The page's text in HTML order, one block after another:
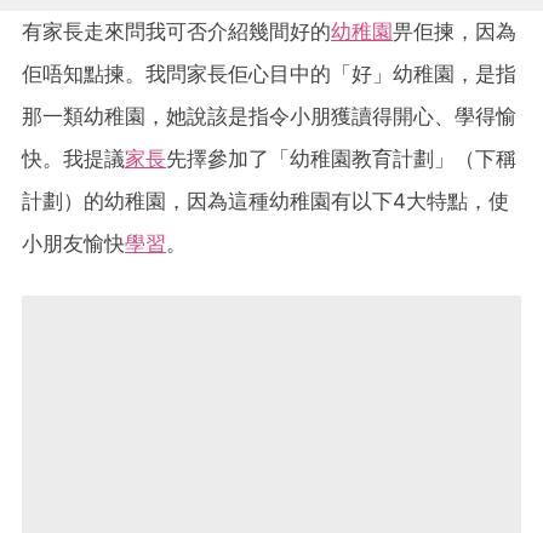
有家長走來問我可否介紹幾間好的幼稚園畀佢揀，因為
佢唔知點揀。我問家長佢心目中的「好」幼稚園，是指
那一類幼稚園，她說該是指令小朋獲讀得開心、學得愉
快。我提議家長先擇參加了「幼稚園教育計劃」（下稱
計劃）的幼稚園，因為這種幼稚園有以下4大特點，使
小朋友愉快學習。